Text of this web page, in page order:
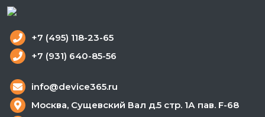
+7 (495) 118-23-65
+7 (931) 640-85-56
info@device365.ru
Москва, Сущевский Вал д.5 стр. 1А пав. F-68